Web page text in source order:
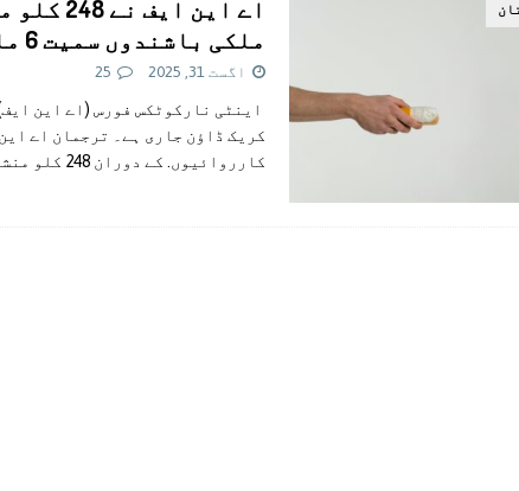
ملکی باشندوں سمیت 6 ملزمان گرفتار
اگست 31, 2025 25
اینٹی نارکوٹکس فورس (اے این
کارروائیوں. کے دوران 248 کلو منشیات برآمد کر کے 2 غیر ملکی